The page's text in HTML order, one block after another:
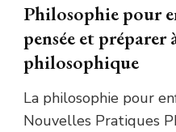
Philosophie pour
pensée et préparer
philosophique
La philosophie pour
Nouvelles Pratiques